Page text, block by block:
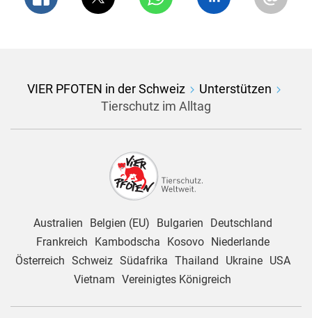
VIER PFOTEN in der Schweiz
Unterstützen
Tierschutz im Alltag
Australien Belgien (EU) Bulgarien
Deutschland
Frankreich
Kambodscha Kosovo
Niederlande
Österreich Schweiz Südafrika Thailand Ukraine
USA
Vietnam Vereinigtes Königreich